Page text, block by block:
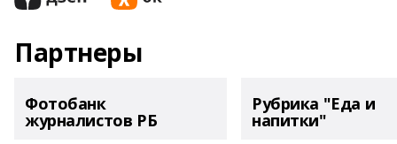
Партнеры
Фотобанк
журналистов РБ
Рубрика "Еда и
напитки"